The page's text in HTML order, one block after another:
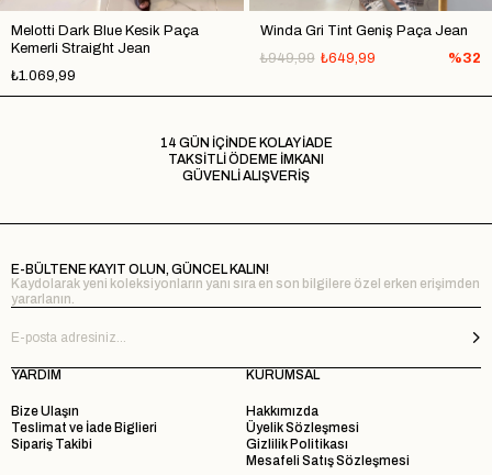
Melotti Dark Blue Kesik Paça
Kemerli Straight Jean
₺1.069,99
Winda Gri Tint Geniş Paça Jean
₺649,99
₺949,99 %32
14 GÜN İÇİNDE KOLAY İADE
TAKSİTLİ ÖDEME İMKANI
GÜVENLİ ALIŞVERİŞ
E-BÜLTENE KAYIT OLUN, GÜNCEL KALIN!
Kaydolarak yeni koleksiyonların yanı sıra en son bilgilere özel erken erişimden
yararlanın.
YARDIM
Bize Ulaşın
Teslimat ve İade Biglieri
Sipariş Takibi
KURUMSAL
Hakkımızda
Üyelik Sözleşmesi
Gizlilik Politikası
Mesafeli Satış Sözleşmesi